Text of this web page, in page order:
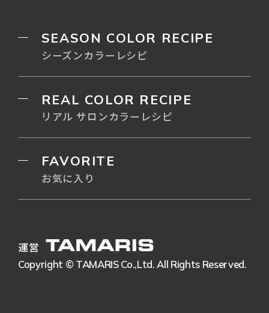
SEASON COLOR RECIPE
シーズンカラーレシピ
REAL COLOR RECIPE
リアル サロンカラーレシピ
FAVORITE
お気に入り
運営
Copyright © TAMARIS Co.,Ltd. All Rights Reserved.